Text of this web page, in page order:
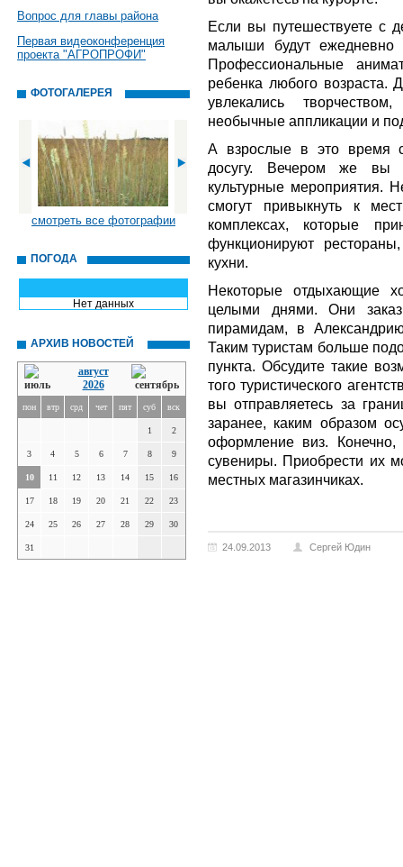
Вопрос для главы района
Первая видеоконференция
проекта "АГРОПРОФИ"
ФОТОГАЛЕРЕЯ
смотреть все фотографии
ПОГОДА
Нет данных
АРХИВ НОВОСТЕЙ
август
2026
пон втр срд чет пят суб вск
1 2
3 4 5 6 7 8 9
10 11 12 13 14 15 16
17 18 19 20 21 22 23
24 25 26 27 28 29 30
31
Если вы путешествуете с
малыши будут ежедневно
Профессиональные
ребенка любого возраста.
увлекались
необычные аппликации и
А взрослые в это время
досугу. Вечером же вы
культурные мероприятия.
смогут привыкнуть к
комплексах, которые
функционируют
кухни.
Некоторые отдыхающие
целыми днями. Они
пирамидам, в
Таким туристам больше
пункта. Обсудите такие
того туристического
вы отправляетесь за
заранее, каким образом
оформление виз. Конечно,
сувениры. Приобрести их
местных магазинчиках.
24.09.2013 Сергей Юдин